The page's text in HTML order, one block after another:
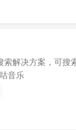
解决方案，可搜
音乐